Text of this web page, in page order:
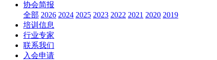
协会简报
全部 2026 2024 2025 2023 2022 2021 2020 2019
培训信息
行业专家
联系我们
入会申请